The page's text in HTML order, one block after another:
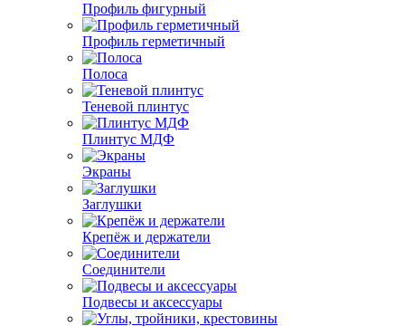
Профиль фигурный
Профиль герметичный
Полоса
Теневой плинтус
Плинтус МДФ
Экраны
Заглушки
Крепёж и держатели
Соединители
Подвесы и аксессуары